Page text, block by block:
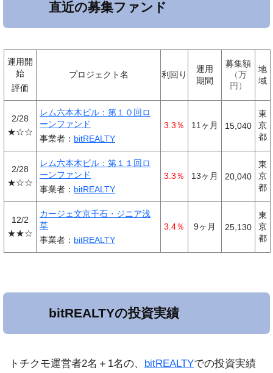
直近の募集ファンド
運用開
始
評価
プロジェクト名 利回り
運用
期間
募集額
万
円
地
域
2/28
★☆☆
レム六本木ビル：第１０回ロ
ーンファンド
事業者： bitREALTY
3.3％ 11ヶ月 15,040
東
京
都
2/28
★☆☆
レム六本木ビル：第１１回ロ
ーンファンド
事業者： bitREALTY
3.3％ 13ヶ月 20,040
東
京
都
12/2
★★☆
カージェ文京千石・ジニア浅
草
事業者： bitREALTY
3.4％ 9ヶ月 25,130
東
京
都
bitREALTYの投資実績
トチクモ運営者2名＋1名の、 bitREALTYでの投資実績